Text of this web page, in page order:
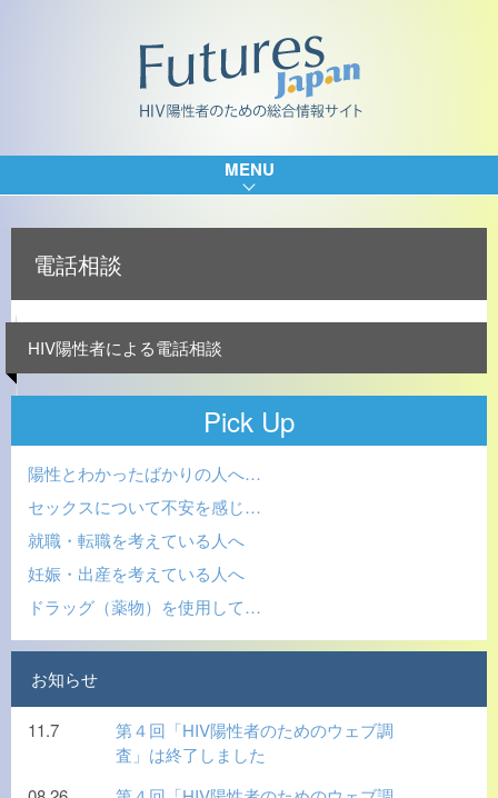
MENU
電話相談
HIV陽性者による電話相談
Pick Up
陽性とわかったばかりの人へ…
セックスについて不安を感じ…
就職・転職を考えている人へ
妊娠・出産を考えている人へ
ドラッグ（薬物）を使用して…
お知らせ
11.7
第４回「HIV陽性者のためのウェブ調
査」は終了しました